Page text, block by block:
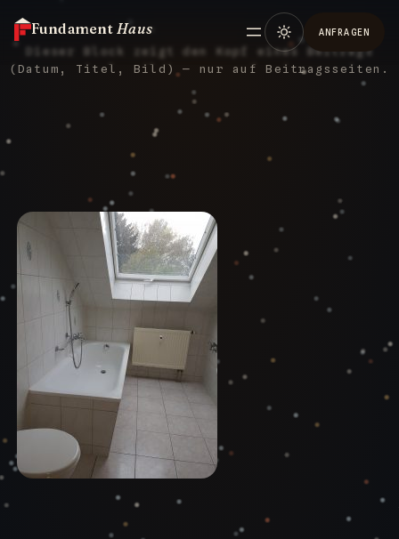
Fundament Haus ANFRAGEN
Dieser Block zeigt den Kopf eines Beitrags
(Datum, Titel, Bild) — nur auf Beitragsseiten.